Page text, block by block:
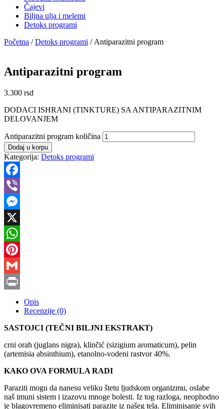
Čajevi
Biljna ulja i melemi
Detoks programi
Početna /Detoks programi / Antiparazitni program
Antiparazitni program
3.300 rsd
DODACI ISHRANI (TINKTURE) SA ANTIPARAZITNIM
DELOVANJEM
Antiparazitni program količina
Dodaj u korpu
Kategorija: Detoks programi
Facebook
Viber
Messenger
X
WhatsApp
Pinterest
Gmail
Opis
Recenzije (0)
SASTOJCI (TEČNI BILJNI EKSTRAKT)
crni orah (juglans nigra), klinčić (sizigium aromaticum), pelin
(artemisia absinthium), etanolno-vodeni rastvor 40%.
KAKO OVA FORMULA RADI
Paraziti mogu da nanesu veliku štetu ljudskom organizmu, oslabe
naš imuni sistem i izazovu mnoge bolesti. Iz tog razloga, neophodno
je blagovremeno eliminisati parazite iz našeg tela. Eliminisanje svih